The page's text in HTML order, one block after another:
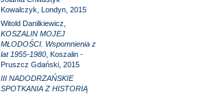
Kowalczyk, Londyn, 2015
Witold Danilkiewicz,
KOSZALIN MOJEJ
MŁODOŚCI. Wspomnienia z
lat 1955-1980, Koszalin -
Pruszcz Gdański, 2015
III NADODRZAŃSKIE
SPOTKANIA Z HISTORIĄ